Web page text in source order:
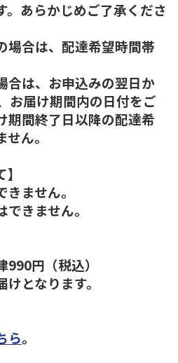
。あらかじめご了承くださ
合は、配達希望時間帯
は、お申込みの翌日か
お届け期間内の日付をご
期間終了日以降の配達希
ん。
ません。
きません。
円（税込）
となります。
ら。